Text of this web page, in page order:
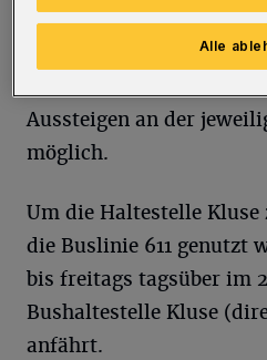
29. Oktober –ist dann
Richtung Vohwinkel an
Aussteigen an der
möglich.
Um die Haltestelle Kluse
die Buslinie 611 genutzt
bis freitags tagsüber im
Bushaltestelle Kluse
anfährt.
Alle